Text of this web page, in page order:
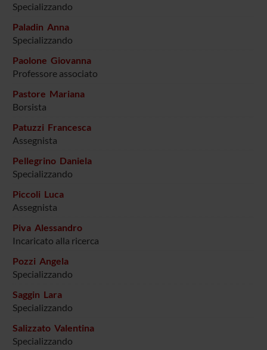
Specializzando
Paladin Anna
Specializzando
Paolone Giovanna
Professore associato
Pastore Mariana
Borsista
Patuzzi Francesca
Assegnista
Pellegrino Daniela
Specializzando
Piccoli Luca
Assegnista
Piva Alessandro
Incaricato alla ricerca
Pozzi Angela
Specializzando
Saggin Lara
Specializzando
Salizzato Valentina
Specializzando